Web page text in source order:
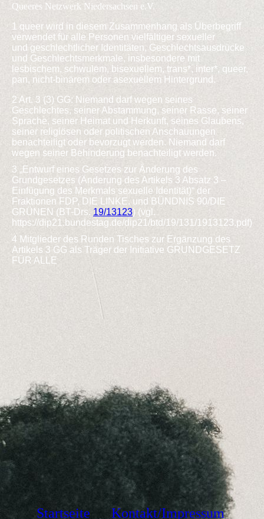
Queeres Netzwerk Niedersachsen e.V.
1 queer wird in diesem Zusammenhang als Überbegriff
verwendet für alle Personen vielfältiger sexueller
und geschlechtlicher Identitäten, Geschlechtsausdrücke
und Geschlechtsmerkmale, insbesondere mit
lesbischem, schwulem, bisexuellem, trans*, inter*, queer,
pan, nicht-binärem oder asexuellem Hintergrund.
2 Art. 3 (3) GG: Niemand darf wegen seines
Geschlechtes, seiner Abstammung, seiner Rasse, seiner
Sprache, seiner Heimat und Herkunft, seines Glaubens,
seiner religiösen oder politischen Anschauungen
benachteiligt oder bevorzugt werden. Niemand darf
wegen seiner Behinderung benachteiligt werden.
3 „Entwurf eines Gesetzes zur Änderung des
Grundgesetzes (Änderung des Artikels 3 Absatz 3 –
Einfügung des Merkmals sexuelle Identität)“ der
Fraktionen FDP, DIE LINKE. und BÜNDNIS 90/DIE
GRÜNEN (BT-Drs. 19/13123) (vgl.
https://dip21.bundestag.de/dip21/btd/19/131/1913123.pdf)
4 Mitglieder des Runden Tisches zur Ergänzung des
Artikels 3 GG als Träger der Initiative GRUNDGESETZ
FÜR ALLE
Startseite Kontakt/Impressum